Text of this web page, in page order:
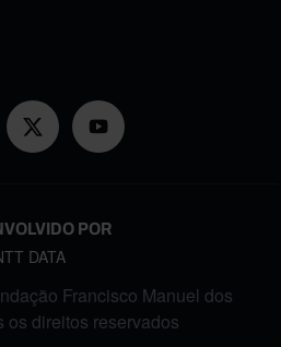
POR
DATA
Francisco Manuel dos
os direitos reservados